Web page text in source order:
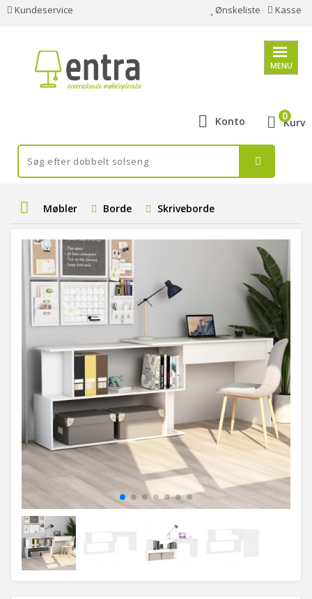
Kundeservice Ønskeliste Kasse
MENU
Konto Kurv
0
Møbler Borde Skriveborde